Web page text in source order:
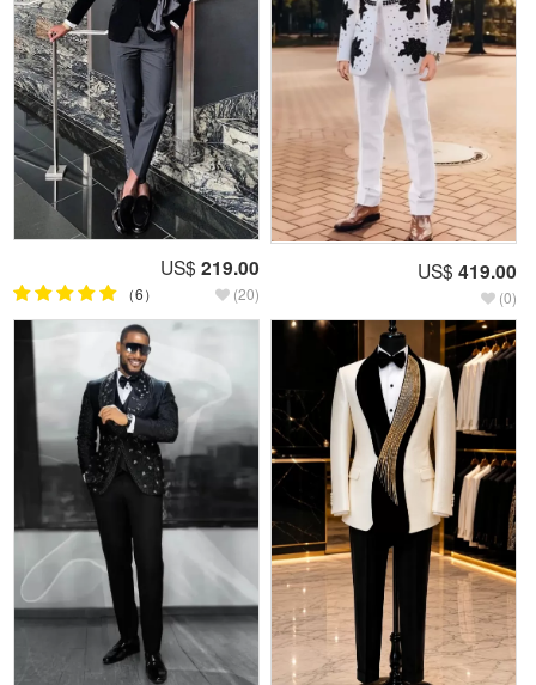
US$ 219.00
（6） (20)
US$ 419.00
(0)